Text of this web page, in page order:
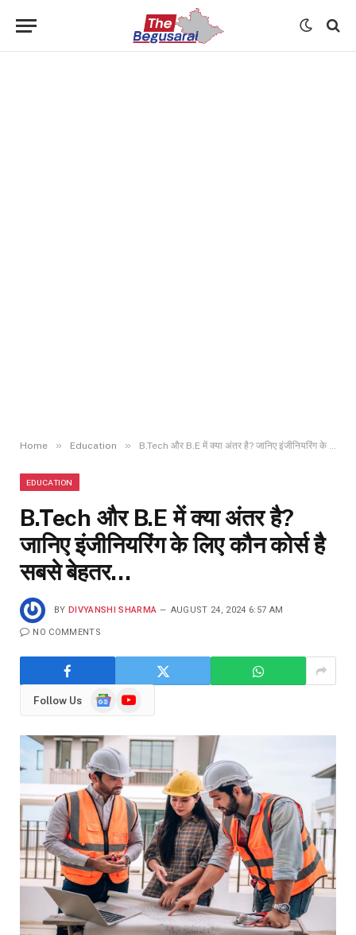
Home » Education » B.Tech और B.E में क्या अंतर है? जानिए इंजीनियरिंग के लिए कौन कोर्स है सबसे बेहतर…
EDUCATION
B.Tech और B.E में क्या अंतर है?
जानिए इंजीनियरिंग के लिए कौन कोर्स है
सबसे बेहतर…
BY DIVYANSHI SHARMA AUGUST 24, 2024 6:57 AM
NO COMMENTS
Follow Us
GoogleYouTube